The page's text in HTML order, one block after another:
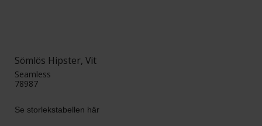
Sömlös Hipster, Vit
Seamless
78987
Se storlekstabellen här